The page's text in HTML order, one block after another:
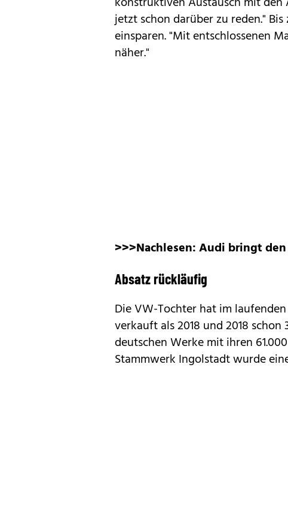
jetzt schon darüber zu reden."
einsparen. "Mit entschlossenen
näher."
>>>Nachlesen:Audi bringt
Absatz rückläufig
Die VW-Tochter hat im
verkauft als 2018 und 2018 schon
deutschen Werke mit ihren
Stammwerk Ingolstadt wurde